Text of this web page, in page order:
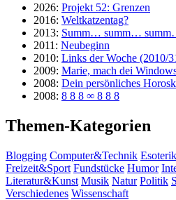
2026: Projekt 52: Grenzen
2016: Weltkatzentag?
2013: Summ… summ…
2011: Neubeginn
2010: Links der Woche (2010/
2009: Marie, mach dei
2008: Dein persönliches
2008: 8 8 8 ∞ 8 8 8
Themen-Kategorien
Blogging Computer&Technik
Freizeit&Sport Fundstücke Humor
Literatur&Kunst Musik Natur Politik
Verschiedenes Wissenschaft